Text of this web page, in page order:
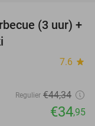
21%
(3 uur) +
7.6 star
Regulier €44,34
€34,95